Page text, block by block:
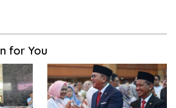
for You